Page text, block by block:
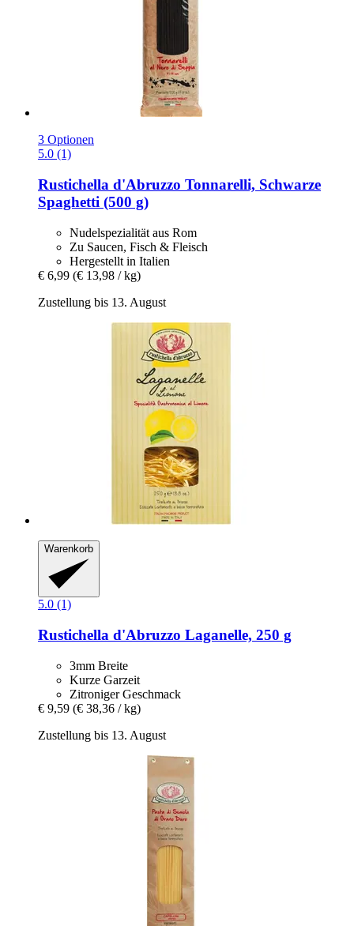
3 Optionen
5.0 (1)
Rustichella d'Abruzzo Tonnarelli, Schwarze
Spaghetti (500 g)
Nudelspezialität aus Rom
Zu Saucen, Fisch & Fleisch
Hergestellt in Italien
€ 6,99 (€ 13,98 / kg)
Zustellung bis 13. August
Warenkorb
5.0 (1)
Rustichella d'Abruzzo Laganelle, 250 g
3mm Breite
Kurze Garzeit
Zitroniger Geschmack
€ 9,59 (€ 38,36 / kg)
Zustellung bis 13. August